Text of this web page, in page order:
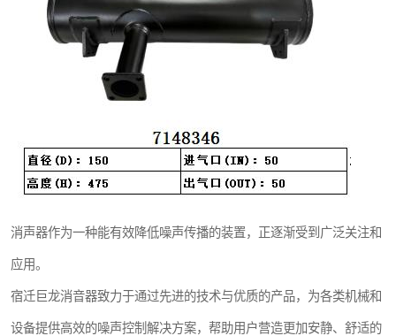
消声器作为一种能有效降低噪声传播的装置，正逐渐受到广泛关注和
应用。
宿迁巨龙消音器致力于通过先进的技术与优质的产品，为各类机械和
设备提供高效的噪声控制解决方案，帮助用户营造更加安静、舒适的